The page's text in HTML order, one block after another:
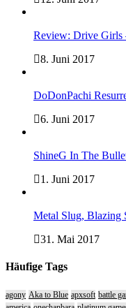
Review: Drive Girls
8. Juni 2017
DoDonPachi
6. Juni 2017
ShineG In The
1. Juni 2017
Metal Slug, Blazing
31. Mai 2017
Häufige Tags
agony Aka to Blue apxsoft battle